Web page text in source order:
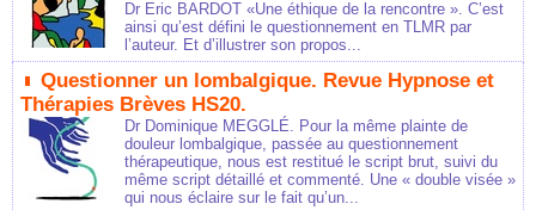
Dr Eric BARDOT «Une éthique de la rencontre ». C’est
ainsi qu’est défini le questionnement en TLMR par
l’auteur. Et d’illustrer son propos...
Questionner un lombalgique. Revue Hypnose et
Thérapies Brèves HS20.
Dr Dominique MEGGLÉ. Pour la même plainte de
douleur lombalgique, passée au questionnement
thérapeutique, nous est restitué le script brut, suivi du
même script détaillé et commenté. Une « double visée »
qui nous éclaire sur le fait qu’un...